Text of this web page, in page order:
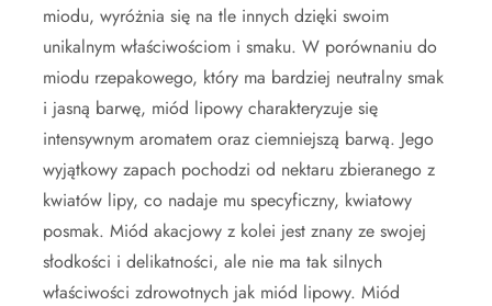
miodu, wyróżnia się na tle innych dzięki swoim
unikalnym właściwościom i smaku. W porównaniu do
miodu rzepakowego, który ma bardziej neutralny smak
i jasną barwę, miód lipowy charakteryzuje się
intensywnym aromatem oraz ciemniejszą barwą. Jego
wyjątkowy zapach pochodzi od nektaru zbieranego z
kwiatów lipy, co nadaje mu specyficzny, kwiatowy
posmak. Miód akacjowy z kolei jest znany ze swojej
słodkości i delikatności, ale nie ma tak silnych
właściwości zdrowotnych jak miód lipowy. Miód